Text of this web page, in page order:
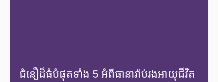
ជំនឿដ៏ធំបំផុតទាំង 5 អំពីធានារ៉ាប់រងអាយុជីវិត